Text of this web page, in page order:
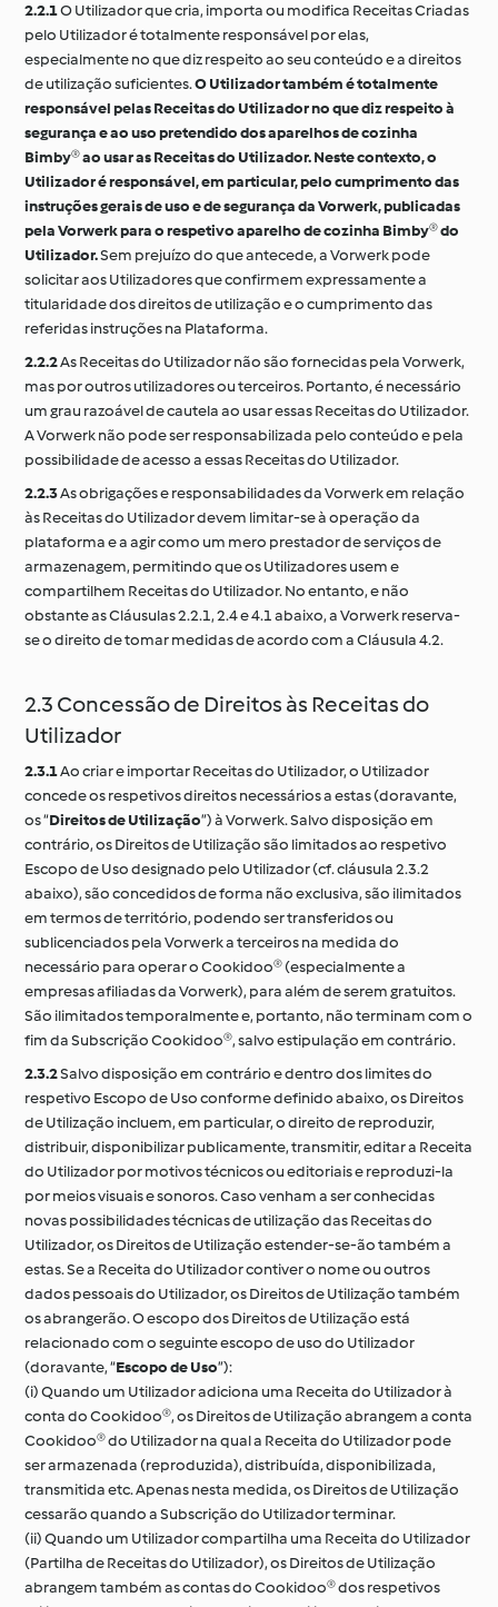
2.2.1O Utilizador que cria, importa ou modifica Receitas Criadas
pelo Utilizador é totalmente responsável por elas,
especialmente no que diz respeito ao seu conteúdo e a direitos
de utilização suficientes.O Utilizador também é totalmente
responsável pelas Receitas do Utilizador no que diz respeito à
segurança e ao uso pretendido dos aparelhos de cozinha
Bimby® ao usar as Receitas do Utilizador. Neste contexto, o
Utilizador é responsável, em particular, pelo cumprimento das
instruções gerais de uso e de segurança da Vorwerk, publicadas
pela Vorwerk para o respetivo aparelho de cozinha Bimby® do
Utilizador.Sem prejuízo do que antecede, a Vorwerk pode
solicitar aos Utilizadores que confirmem expressamente a
titularidade dos direitos de utilização e o cumprimento das
referidas instruções na Plataforma.
2.2.2As Receitas do Utilizador não são fornecidas pela Vorwerk,
mas por outros utilizadores ou terceiros. Portanto, é necessário
um grau razoável de cautela ao usar essas Receitas do Utilizador.
A Vorwerk não pode ser responsabilizada pelo conteúdo e pela
possibilidade de acesso a essas Receitas do Utilizador.
2.2.3As obrigações e responsabilidades da Vorwerk em relação
às Receitas do Utilizador devem limitar-se à operação da
plataforma e a agir como um mero prestador de serviços de
armazenagem, permitindo que os Utilizadores usem e
compartilhem Receitas do Utilizador. No entanto, e não
obstante as Cláusulas 2.2.1, 2.4 e 4.1 abaixo, a Vorwerk reserva-
se o direito de tomar medidas de acordo com a Cláusula 4.2.
2.3 Concessão de Direitos às Receitas do
Utilizador
2.3.1Ao criar e importar Receitas do Utilizador, o Utilizador
concede os respetivos direitos necessários a estas (doravante,
os “Direitos de Utilização”) à Vorwerk. Salvo disposição em
contrário, os Direitos de Utilização são limitados ao respetivo
Escopo de Uso designado pelo Utilizador (cf. cláusula 2.3.2
abaixo), são concedidos de forma não exclusiva, são ilimitados
em termos de território, podendo ser transferidos ou
sublicenciados pela Vorwerk a terceiros na medida do
necessário para operar o Cookidoo® (especialmente a
empresas afiliadas da Vorwerk), para além de serem gratuitos.
São ilimitados temporalmente e, portanto, não terminam com o
fim da Subscrição Cookidoo®, salvo estipulação em contrário.
2.3.2Salvo disposição em contrário e dentro dos limites do
respetivo Escopo de Uso conforme definido abaixo, os Direitos
de Utilização incluem, em particular, o direito de reproduzir,
distribuir, disponibilizar publicamente, transmitir, editar a Receita
do Utilizador por motivos técnicos ou editoriais e reproduzi-la
por meios visuais e sonoros. Caso venham a ser conhecidas
novas possibilidades técnicas de utilização das Receitas do
Utilizador, os Direitos de Utilização estender-se-ão também a
estas. Se a Receita do Utilizador contiver o nome ou outros
dados pessoais do Utilizador, os Direitos de Utilização também
os abrangerão. O escopo dos Direitos de Utilização está
relacionado com o seguinte escopo de uso do Utilizador
(doravante, “Escopo de Uso”):
(i) Quando um Utilizador adiciona uma Receita do Utilizador à
conta do Cookidoo®, os Direitos de Utilização abrangem a conta
Cookidoo® do Utilizador na qual a Receita do Utilizador pode
ser armazenada (reproduzida), distribuída, disponibilizada,
transmitida etc. Apenas nesta medida, os Direitos de Utilização
cessarão quando a Subscrição do Utilizador terminar.
(ii) Quando um Utilizador compartilha uma Receita do Utilizador
(Partilha de Receitas do Utilizador), os Direitos de Utilização
abrangem também as contas do Cookidoo® dos respetivos